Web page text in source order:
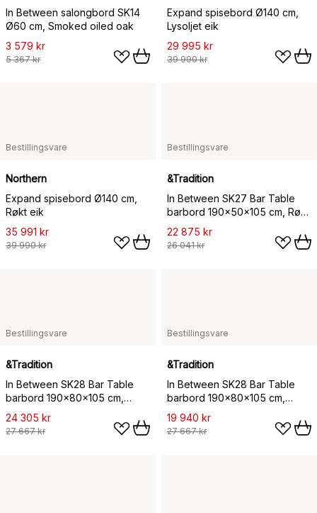
In Between salongbord SK14
Ø60 cm, Smoked oiled oak
3 579 kr
5 367 kr
Expand spisebord Ø140 cm,
Lysoljet eik
29 995 kr
39 990 kr
Bestillingsvare
Northern
Expand spisebord Ø140 cm,
Røkt eik
35 991 kr
39 990 kr
Bestillingsvare
&Tradition
In Between SK27 Bar Table
barbord 190x50x105 cm, Røkt
eik
22 875 kr
26 041 kr
Bestillingsvare
&Tradition
In Between SK28 Bar Table
barbord 190x80x105 cm,
Svartlakkert eik
24 305 kr
27 667 kr
Bestillingsvare
&Tradition
In Between SK28 Bar Table
barbord 190x80x105 cm,
Lakkert eik
19 940 kr
27 667 kr